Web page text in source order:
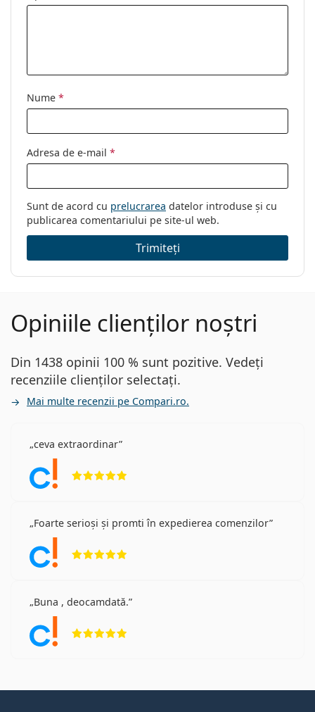
Nume *
Adresa de e-mail *
Sunt de acord cu prelucrarea datelor introduse și cu
publicarea comentariului pe site-ul web.
Trimiteți
Opiniile clienților noștri
Din 1438 opinii 100 % sunt pozitive. Vedeți
recenziile clienților selectați.
Mai multe recenzii pe Compari.ro.
ceva extraordinar
Foarte serioși și promti în expedierea comenzilor
Buna , deocamdată.